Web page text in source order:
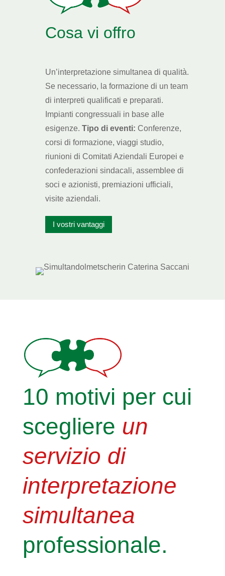
Cosa vi offro
Un’interpretazione simultanea di qualità.
Se necessario, la formazione di un team
di interpreti qualificati e preparati.
Impianti congressuali in base alle
esigenze. Tipo di eventi: Conferenze,
corsi di formazione, viaggi studio,
riunioni di Comitati Aziendali Europei e
confederazioni sindacali, assemblee di
soci e azionisti, premiazioni ufficiali,
visite aziendali.
I vostri vantaggi
10 motivi per cui
scegliere un
servizio di
interpretazione
simultanea
professionale.